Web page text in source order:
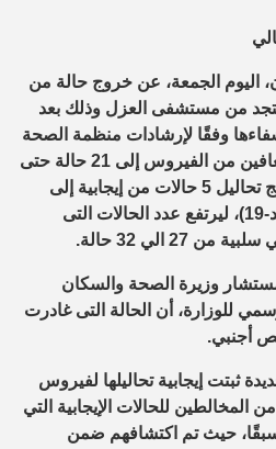
اليوم الجمعة، عن خروج حالة من
من مستشفى العزل وذلك بعد
شفاءها وفقًا لإرشادات منظمة الصحة
العالمية، ليرتفع إجمالي المتعافين من الفيروس إلى 21 حالة حتى
اليوم، بالإضافة إلي تحول نتائج تحاليل 5 حالات من إيجابية إلى
سلبية لفيروس كورونا (كوفيد-19)، ليرتفع عدد الحالات التى
27 الي 32 حالة.
وزيرة الصحة والسكان
للوزارة، أن الحالة التى غادرت
أجنبي.
13 حالة جديدة ثبتت إيجابية تحاليلها لفيروس
المخالطين للحالات الإيجابية التي
حيث تم اكتشافهم ضمن